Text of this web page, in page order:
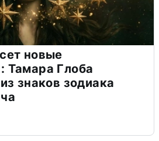
новые
Тамара Глоба
знаков зодиака